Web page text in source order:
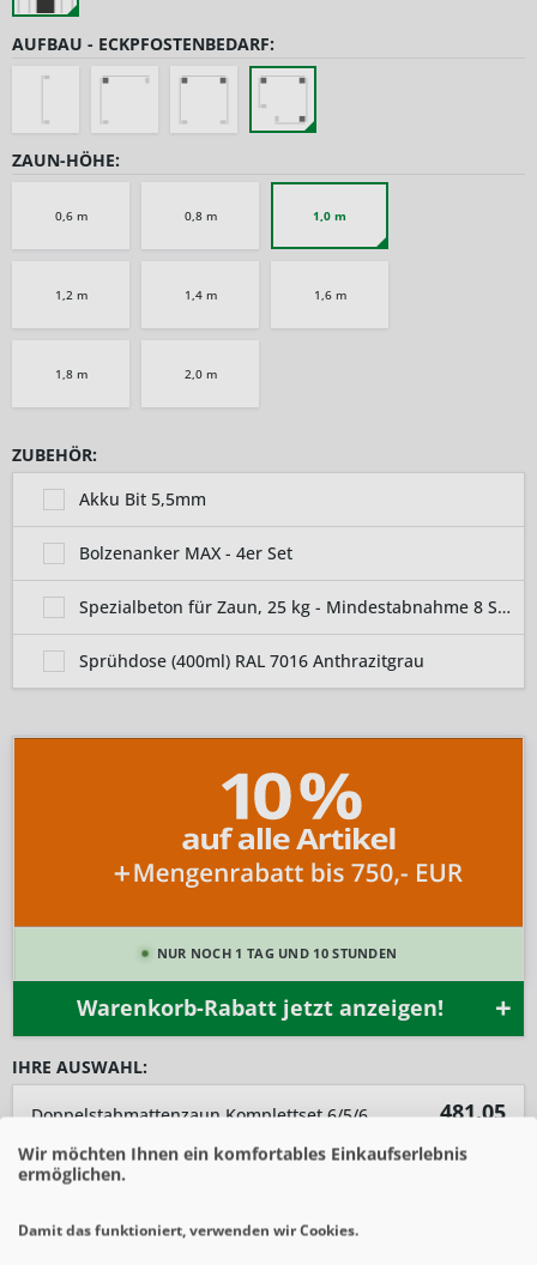
AUFBAU - ECKPFOSTENBEDARF:
ZAUN-HÖHE:
0,6 m 0,8 m 1,0 m
1,2 m 1,4 m 1,6 m
1,8 m 2,0 m
ZUBEHÖR:
Akku Bit 5,5mm
Bolzenanker MAX - 4er Set
Spezialbeton für Zaun, 25 kg - Mindestabnahme 8 Sack
Sprühdose (400ml) RAL 7016 Anthrazitgrau
NUR NOCH 1 TAG UND 10 STUNDEN
Warenkorb-Rabatt jetzt anzeigen!
IHRE AUSWAHL:
Doppelstabmattenzaun Komplettset 6/5/6 in RAL 7016 inkl. Sichtschutzstreifen
481.05
Wir möchten Ihnen ein komfortables Einkaufserlebnis
ermöglichen.
Damit das funktioniert, verwenden wir Cookies.